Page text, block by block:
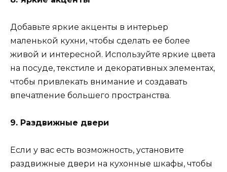
Добавьте яркие акценты в интерьер
маленькой кухни, чтобы сделать ее более
живой и интересной. Используйте яркие цвета
на посуде, текстиле и декоративных элементах,
чтобы привлекать внимание и создавать
впечатление большего пространства.
9. Раздвижные двери
Если у вас есть возможность, установите
раздвижные двери на кухонные шкафы, чтобы